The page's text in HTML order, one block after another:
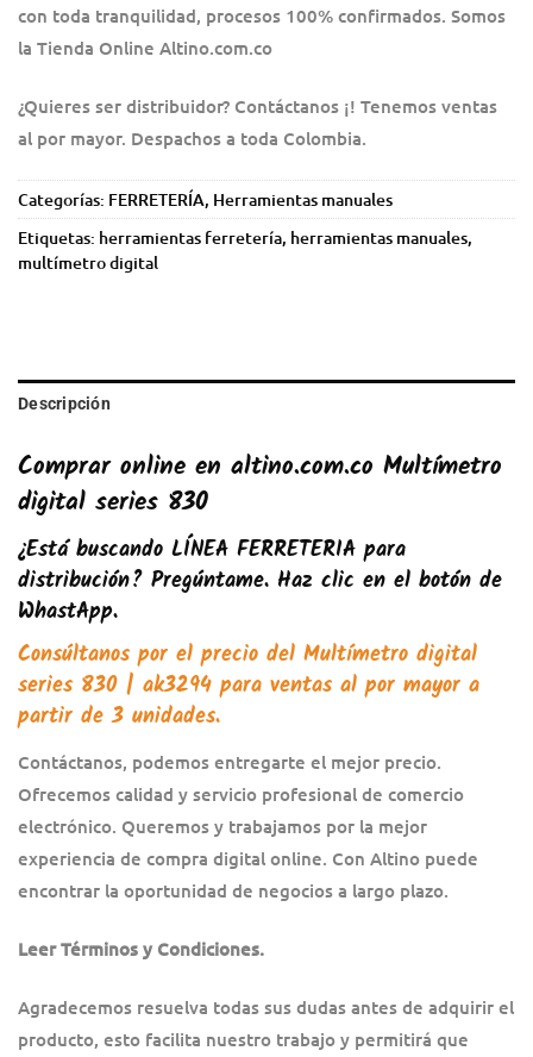
con toda tranquilidad, procesos 100% confirmados. Somos
la Tienda Online Altino.com.co
¿Quieres ser distribuidor? Contáctanos ¡! Tenemos ventas
al por mayor. Despachos a toda Colombia.
Categorías: FERRETERÍA, Herramientas manuales
Etiquetas: herramientas ferretería, herramientas manuales,
multímetro digital
Descripción
Comprar online en altino.com.co Multímetro
digital series 830
¿Está buscando LÍNEA FERRETERIA para
distribución? Pregúntame. Haz clic en el botón de
WhastApp.
Consúltanos por el precio del Multímetro digital
series 830 | ak3294 para ventas al por mayor a
partir de 3 unidades.
Contáctanos, podemos entregarte el mejor precio.
Ofrecemos calidad y servicio profesional de comercio
electrónico. Queremos y trabajamos por la mejor
experiencia de compra digital online. Con Altino puede
encontrar la oportunidad de negocios a largo plazo.
Leer Términos y Condiciones.
Agradecemos resuelva todas sus dudas antes de adquirir el
producto, esto facilita nuestro trabajo y permitirá que